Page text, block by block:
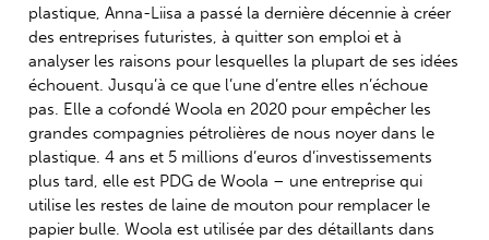
plastique, Anna-Liisa a passé la dernière décennie à créer
des entreprises futuristes, à quitter son emploi et à
analyser les raisons pour lesquelles la plupart de ses idées
échouent. Jusqu’à ce que l’une d’entre elles n’échoue
pas. Elle a cofondé Woola en 2020 pour empêcher les
grandes compagnies pétrolières de nous noyer dans le
plastique. 4 ans et 5 millions d’euros d’investissements
plus tard, elle est PDG de Woola – une entreprise qui
utilise les restes de laine de mouton pour remplacer le
papier bulle. Woola est utilisée par des détaillants dans